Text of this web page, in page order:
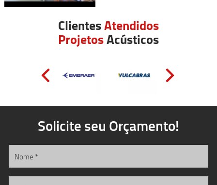
ClientesAtendidos
ProjetosAcústicos
Solicite seu Orçamento!